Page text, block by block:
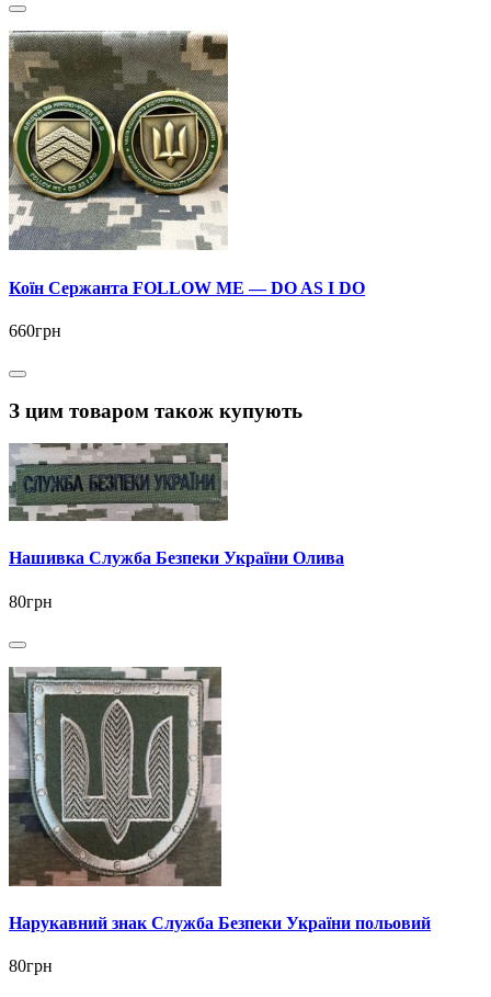
Коїн Сержанта FOLLOW ME — DO AS I DO
660грн
З цим товаром також купують
Нашивка Служба Безпеки України Олива
80грн
Нарукавний знак Служба Безпеки України польовий
80грн